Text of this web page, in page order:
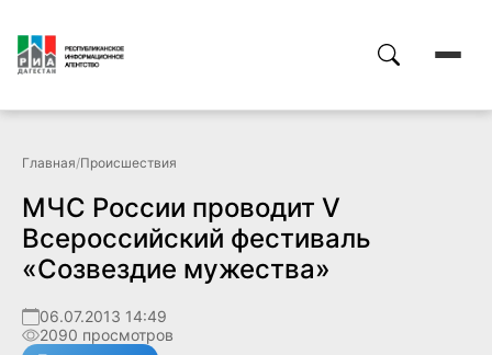
Главная/Происшествия
МЧС России проводит V
Всероссийский фестиваль
«Созвездие мужества»
06.07.2013 14:49
2090 просмотров